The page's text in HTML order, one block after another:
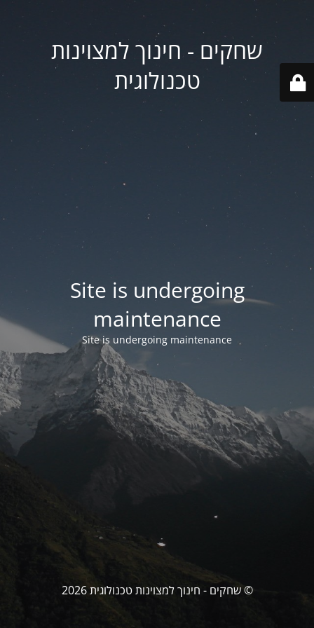
שחקים - חינוך למצוינות
טכנולוגית
Site is undergoing
maintenance
Site is undergoing maintenance
© שחקים - חינוך למצוינות טכנולוגית 2026